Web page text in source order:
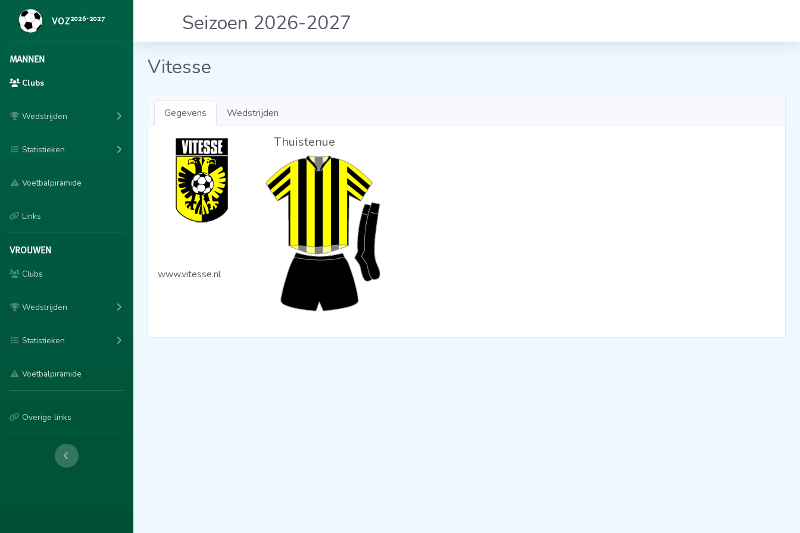
VOZ2026-2027
MANNEN
Clubs
Wedstrijden
Statistieken
Voetbalpiramide
Links
VROUWEN
Clubs
Wedstrijden
Statistieken
Voetbalpiramide
Overige links
Seizoen 2026-2027
Vitesse
Gegevens Wedstrijden
www.vitesse.nl
Thuistenue